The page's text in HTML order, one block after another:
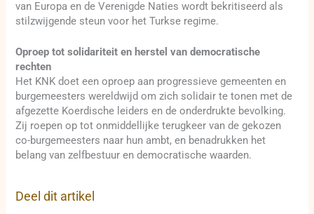
van Europa en de Verenigde Naties wordt bekritiseerd als
stilzwijgende steun voor het Turkse regime.
Oproep tot solidariteit en herstel van democratische
rechten
Het KNK doet een oproep aan progressieve gemeenten en
burgemeesters wereldwijd om zich solidair te tonen met de
afgezette Koerdische leiders en de onderdrukte bevolking.
Zij roepen op tot onmiddellijke terugkeer van de gekozen
co-burgemeesters naar hun ambt, en benadrukken het
belang van zelfbestuur en democratische waarden.
Deel dit artikel